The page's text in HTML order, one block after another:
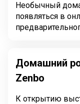
Необычный
появляться в
Домашний
Zenbo
К открытию